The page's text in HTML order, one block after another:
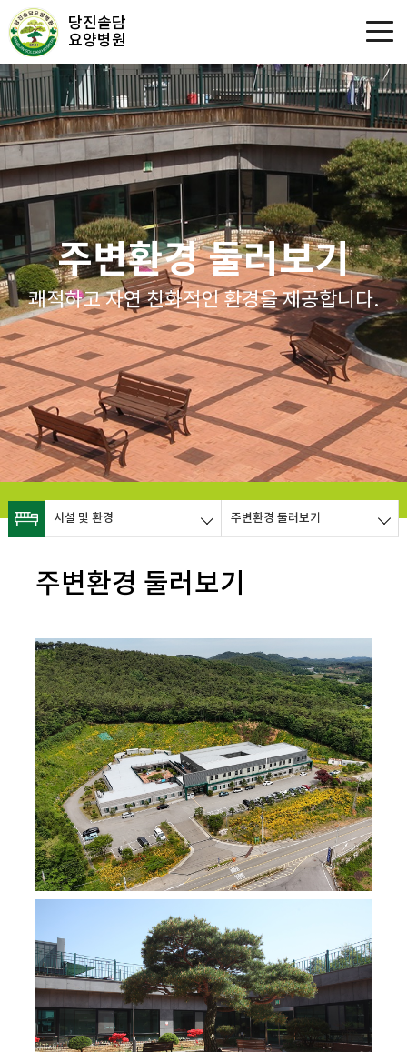
당진솔담
요양병원
주변환경 둘러보기
쾌적하고 자연 친화적인 환경을 제공합니다.
시설 및 환경 주변환경 둘러보기
주변환경 둘러보기